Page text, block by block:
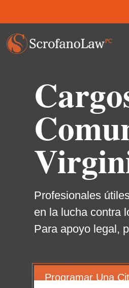
Profesionales
en la lucha contra
Para apoyo legal,
Programar Una